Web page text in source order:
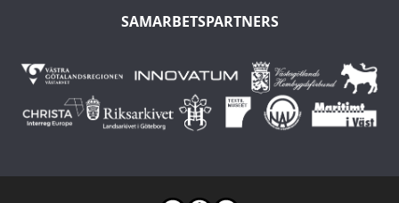
SAMARBETSPARTNERS